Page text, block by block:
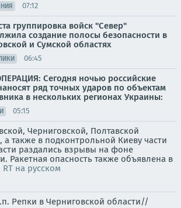
07:12
группировка войск "Север"
создание полосы безопасности в
и Сумской областях
06:45
Сегодня ночью российские
ряд точных ударов по объектам
в нескольких регионах Украины:
05:15
Черниговской, Полтавской
а также в подконтрольной Киеву части
раздались взрывы на фоне
Ракетная опасность также объявлена в
RT на русском
Репки в Черниговской области//